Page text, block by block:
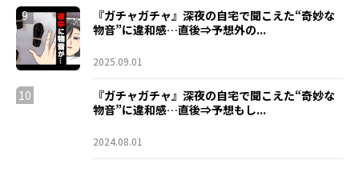
9
『ガチャガチャ』深夜の自宅で聞こえた“奇妙な
物音”に違和感…直後⇒予想外の...
2025.09.01
10
『ガチャガチャ』深夜の自宅で聞こえた“奇妙な
物音”に違和感…直後⇒予想もし...
2024.08.01